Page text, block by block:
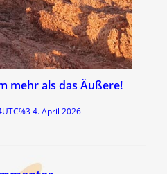
mehr als das Äußere!
4. April 2026